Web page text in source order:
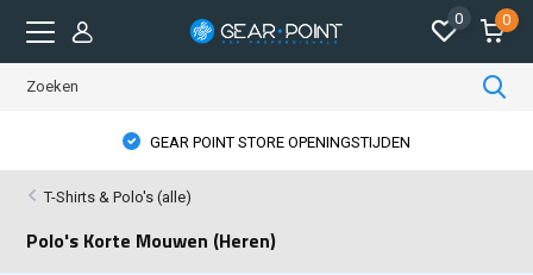
0 0
GEAR POINT STORE OPENINGSTIJDEN
T-Shirts & Polo's (alle)
Polo's Korte Mouwen (Heren)